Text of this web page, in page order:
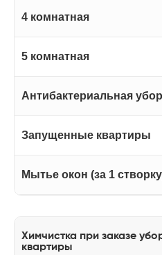
4 комнатная
5 комнатная
Антибактериальная
Запущенные квартиры
Мытье окон (за 1
Химчистка при заказе
квартиры
по телефону
+7 (966) 050-15-